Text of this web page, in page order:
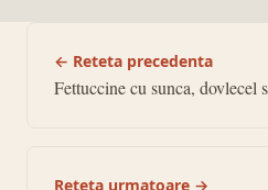
← Reteta precedenta
Fettuccine cu sunca, dovlecel
Reteta urmatoare →